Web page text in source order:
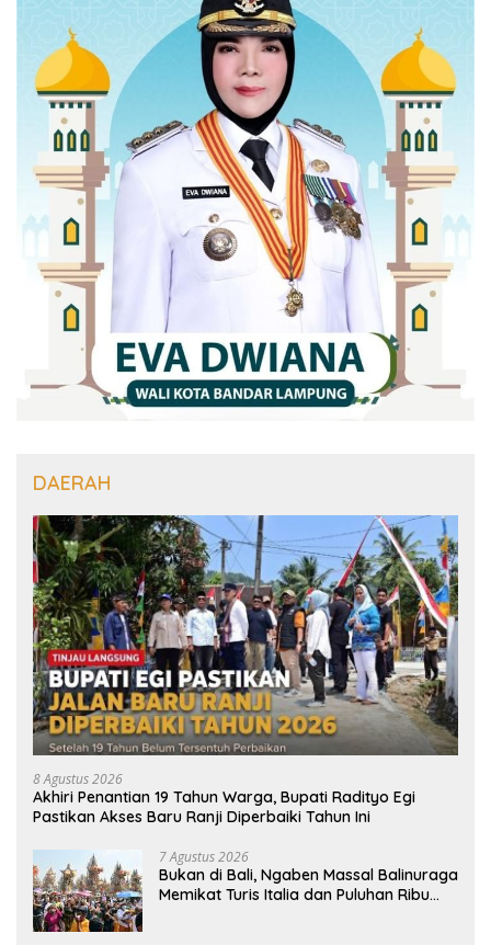
DAERAH
8 Agustus 2026
Akhiri Penantian 19 Tahun Warga, Bupati Radityo Egi
Pastikan Akses Baru Ranji Diperbaiki Tahun Ini
7 Agustus 2026
Bukan di Bali, Ngaben Massal Balinuraga
Memikat Turis Italia dan Puluhan Ribu